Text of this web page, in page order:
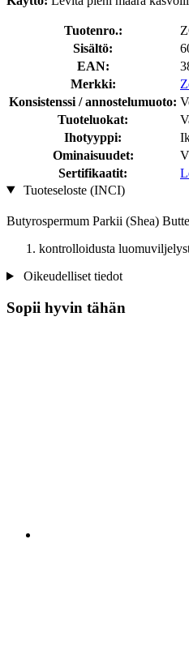
Tuotenro.:
Sisältö:
EAN:
Merkki:
Konsistenssi / annostelumuoto:
Tuoteluokat:
Ihotyyppi:
Ominaisuudet:
Sertifikaatit:
Tuoteseloste (INCI)
Butyrospermum Parkii (Shea)
kontrolloidusta
Oikeudelliset tiedot
Sopii hyvin tähän